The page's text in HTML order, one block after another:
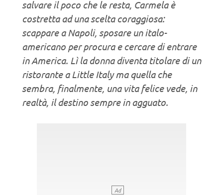
salvare il poco che le resta, Carmela è
costretta ad una scelta coraggiosa:
scappare a Napoli, sposare un italo-
americano per procura e cercare di entrare
in America. Lì la donna diventa titolare di un
ristorante a Little Italy ma quella che
sembra, finalmente, una vita felice vede, in
realtà, il destino sempre in agguato.